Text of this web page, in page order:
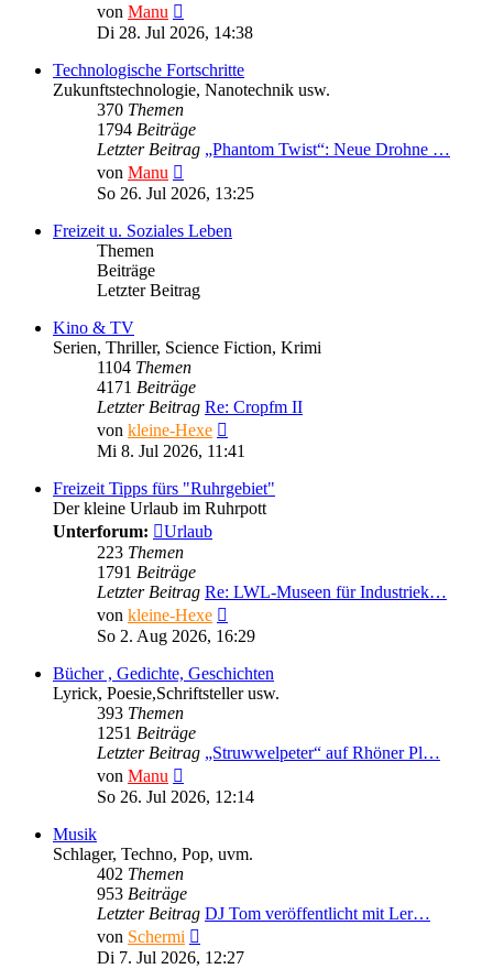
von Manu
Beitrag
Di 28. Jul 2026, 14:38
Technologische Fortschritte
Zukunftstechnologie, Nanotechnik usw.
370 Themen
1794 Beiträge
Letzter Beitrag „Phantom Twist“: Neue Drohne …
von Manu
Beitrag
So 26. Jul 2026, 13:25
Freizeit u. Soziales Leben
Themen
Beiträge
Letzter Beitrag
Kino & TV
Serien, Thriller, Science Fiction, Krimi
1104 Themen
4171 Beiträge
Letzter Beitrag Re: Cropfm II
von kleine-Hexe
Beitrag
Mi 8. Jul 2026, 11:41
Freizeit Tipps fürs "Ruhrgebiet"
Der kleine Urlaub im Ruhrpott
Unterforum:
Urlaub
223 Themen
1791 Beiträge
Letzter Beitrag Re: LWL-Museen für Industriek…
von kleine-Hexe
Beitrag
So 2. Aug 2026, 16:29
Bücher , Gedichte, Geschichten
Lyrick, Poesie,Schriftsteller usw.
393 Themen
1251 Beiträge
Letzter Beitrag „Struwwelpeter“ auf Rhöner Pl…
von Manu
Beitrag
So 26. Jul 2026, 12:14
Musik
Schlager, Techno, Pop, uvm.
402 Themen
953 Beiträge
Letzter Beitrag DJ Tom veröffentlicht mit Ler…
von Schermi
Beitrag
Di 7. Jul 2026, 12:27